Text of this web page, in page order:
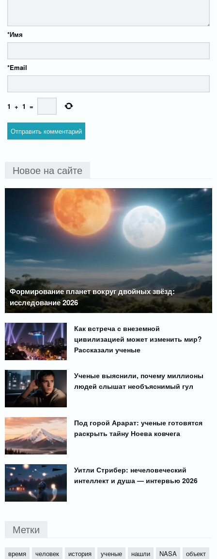
Имя
*
Email
*
1 + 1 =
Новое на сайте
Формирование планет вокруг двойных звёзд:
исследование 2026
Как встреча с внеземной
цивилизацией может изменить мир?
Рассказали ученые
Ученые выяснили, почему миллионы
людей слышат необъяснимый гул
Под горой Арарат: ученые готовятся
раскрыть тайну Ноева ковчега
Уитли Стрибер: нечеловеческий
интеллект и душа — интервью 2026
Метки
время человек история ученые нашли NASA объект